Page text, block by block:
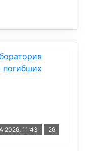
2026, 11:43 26